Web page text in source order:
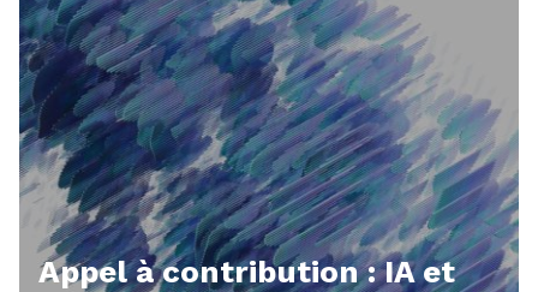
Appel à contribution : IA et